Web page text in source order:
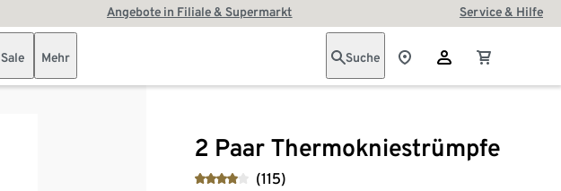
Angebote in Filiale & Supermarkt Service & Hilfe
Sale Mehr Suche
2 Paar Thermokniestrümpfe
(115)